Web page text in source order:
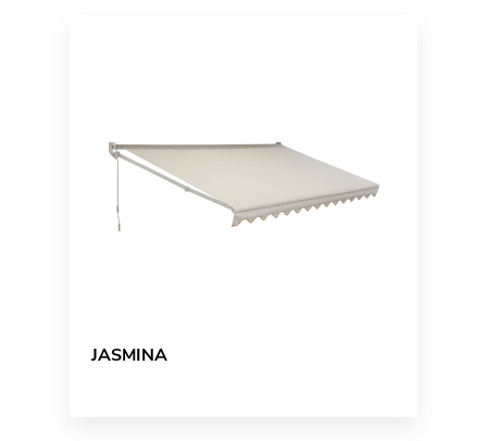
JASMINA